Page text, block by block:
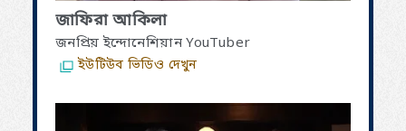
জাফিরা আকিলা
জনপ্রিয় ইন্দোনেশিয়ান YouTuber
ইউটিউব ভিডিও দেখুন